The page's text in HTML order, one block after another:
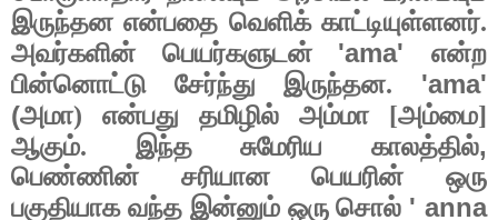
இருந்தன என்பதை வெளிக் காட்டியுள்ளனர்.
அவர்களின் பெயர்களுடன் 'ama'என்ற
பின்னொட்டு சேர்ந்து இருந்தன. 'ama'
(அமா) என்பது தமிழில் அம்மா [அம்மை]
ஆகும். இந்த சுமேரிய காலத்தில்,
பெண்ணின் சரியான பெயரின் ஒரு
பகுதியாக வந்த இன்னும் ஒரு சொல் ' anna